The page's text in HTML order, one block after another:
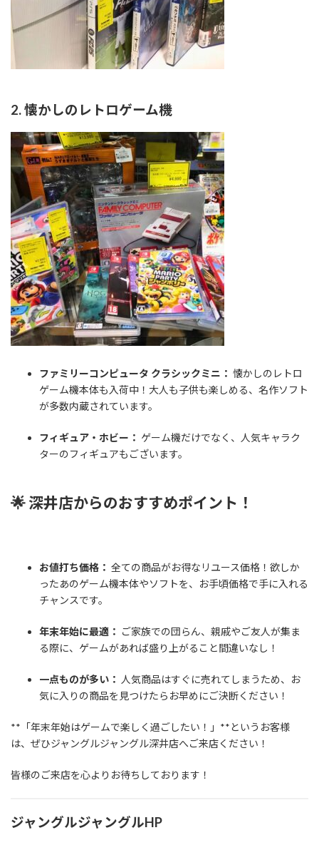
2. 懐かしのレトロゲーム機
ファミリーコンピュータ クラシックミニ： 懐かしのレトロ
ゲーム機本体も入荷中！大人も子供も楽しめる、名作ソフト
が多数内蔵されています。
フィギュア・ホビー： ゲーム機だけでなく、人気キャラク
ターのフィギュアもございます。
🌟 深井店からのおすすめポイント！
お値打ち価格： 全ての商品がお得なリユース価格！欲しか
ったあのゲーム機本体やソフトを、お手頃価格で手に入れる
チャンスです。
年末年始に最適： ご家族での団らん、親戚やご友人が集ま
る際に、ゲームがあれば盛り上がること間違いなし！
一点ものが多い： 人気商品はすぐに売れてしまうため、お
気に入りの商品を見つけたらお早めにご決断ください！
**「年末年始はゲームで楽しく過ごしたい！」**というお客様
は、ぜひジャングルジャングル深井店へご来店ください！
皆様のご来店を心よりお待ちしております！
ジャングルジャングルHP